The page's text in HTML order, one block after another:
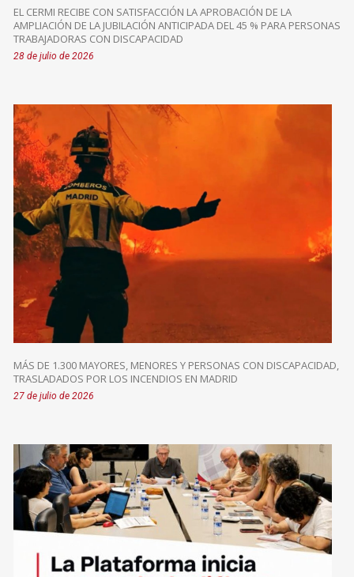
EL CERMI RECIBE CON SATISFACCIÓN LA APROBACIÓN DE LA
AMPLIACIÓN DE LA JUBILACIÓN ANTICIPADA DEL 45 % PARA PERSONAS
TRABAJADORAS CON DISCAPACIDAD
28 de julio de 2026
MÁS DE 1.300 MAYORES, MENORES Y PERSONAS CON DISCAPACIDAD,
TRASLADADOS POR LOS INCENDIOS EN MADRID
27 de julio de 2026